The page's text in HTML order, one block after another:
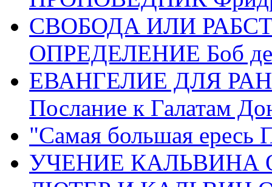
СВОБОДА ИЛИ
ОПРЕДЕЛЕНИЕ Боб де
ЕВАНГЕЛИЕ ДЛЯ
Послание к Галатам
"Самая большая ересь
УЧЕНИЕ КАЛЬВИНА